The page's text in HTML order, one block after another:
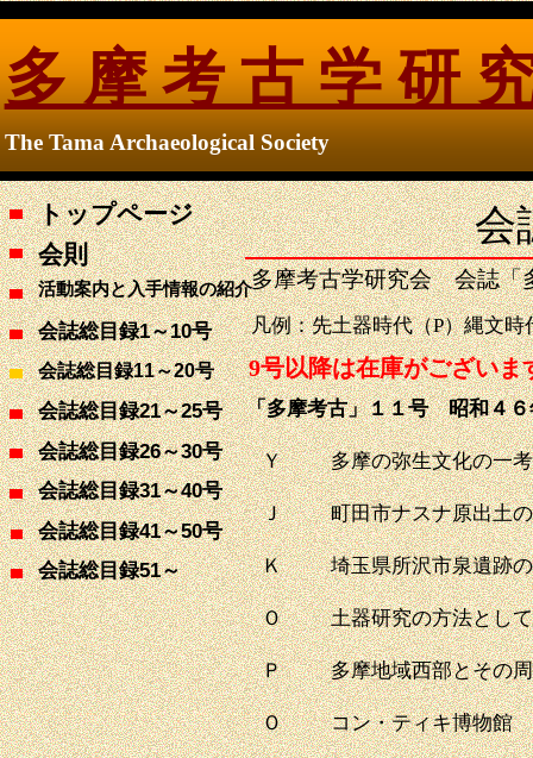
トップページ
会則
活動案内と入手情報の紹介
会誌総目録1～10号
会誌総目録11～20号
会誌総目録21～25号
会誌総目録26～30号
会誌総目録31～40号
多摩考古学研究会 会誌「
凡例：先土器時代（P）縄文時
会
9号以降は在庫がございま
多 摩 考 古 学 研
The Tama Archaeological Society
会誌総目録41～50号
会誌総目録51～
「多摩考古」１１号 昭和４６
Ｙ 多摩の弥生文化の一
Ｊ 町田市ナスナ原出土
Ｋ 埼玉県所沢市泉遺跡
Ｏ 土器研究の方法とし
Ｐ 多摩地域西部とその
Ｏ コン・ティキ博物館